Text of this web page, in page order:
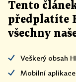
Tento
předplatíte
všechny
Veškerý obsah
Mobilní aplikace